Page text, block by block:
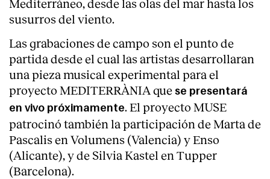
Mediterráneo, desde las olas del mar hasta los
susurros del viento.
Las grabaciones de campo son el punto de
partida desde el cual las artistas desarrollaran
una pieza musical experimental para el
proyecto MEDITERRÀNIA que se presentará
en vivo próximamente. El proyecto MUSE
patrocinó también la participación de Marta de
Pascalis en Volumens (Valencia) y Enso
(Alicante), y de Silvia Kastel en Tupper
(Barcelona).